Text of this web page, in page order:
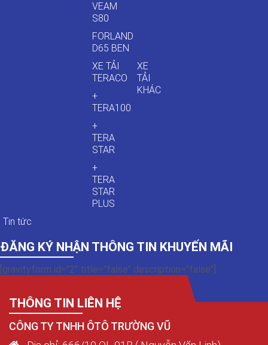
VEAM
S80
FORLAND
D65 BEN
XE TẢI
TERACO
+
TERA100
+
TERA
STAR
+
TERA
STAR
PLUS
XE
TẢI
KHÁC
Tin tức
ĐĂNG KÝ NHẬN THÔNG TIN KHUYẾN MÃI
[gravityform id="2" title="false" description="false"]
THÔNG TIN LIÊN HỆ
CÔNG TY TNHH ÔTÔ TRƯỜNG VŨ